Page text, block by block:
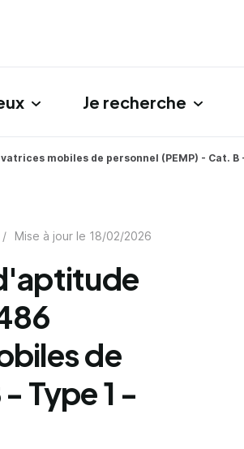
Je recherche
mobiles de personnel (PEMP) - Cat. B
/ Mise à jour le 18/02/2026
de
Type 1 -